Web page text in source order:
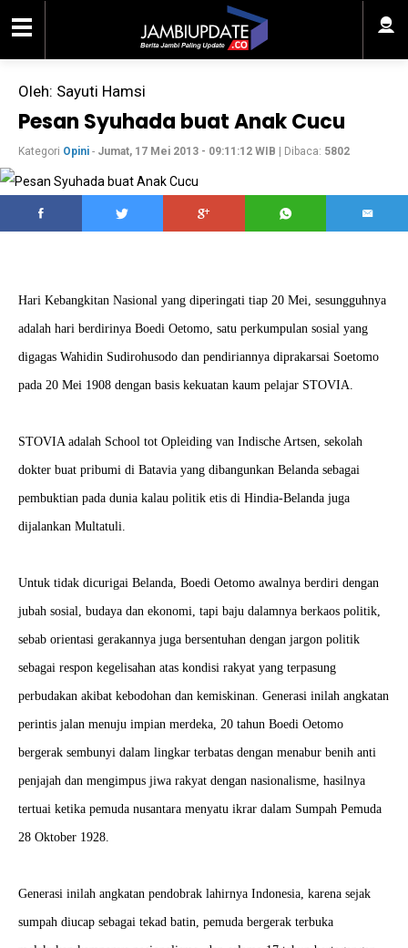
Oleh: Sayuti Hamsi
Pesan Syuhada buat Anak Cucu
Kategori Opini - Jumat, 17 Mei 2013 - 09:11:12 WIB | Dibaca: 5802
Hari Kebangkitan Nasional yang diperingati tiap 20 Mei, sesungguhnya
adalah hari berdirinya Boedi Oetomo, satu perkumpulan sosial yang
digagas Wahidin Sudirohusodo dan pendiriannya diprakarsai Soetomo
pada 20 Mei 1908 dengan basis kekuatan kaum pelajar STOVIA.
STOVIA adalah School tot Opleiding van Indische Artsen, sekolah
dokter buat pribumi di Batavia yang dibangunkan Belanda sebagai
pembuktian pada dunia kalau politik etis di Hindia-Belanda juga
dijalankan Multatuli.
Untuk tidak dicurigai Belanda, Boedi Oetomo awalnya berdiri dengan
jubah sosial, budaya dan ekonomi, tapi baju dalamnya berkaos politik,
sebab orientasi gerakannya juga bersentuhan dengan jargon politik
sebagai respon kegelisahan atas kondisi rakyat yang terpasung
perbudakan akibat kebodohan dan kemiskinan. Generasi inilah angkatan
perintis jalan menuju impian merdeka, 20 tahun Boedi Oetomo
bergerak sembunyi dalam lingkar terbatas dengan menabur benih anti
penjajah dan mengimpus jiwa rakyat dengan nasionalisme, hasilnya
tertuai ketika pemuda nusantara menyatu ikrar dalam Sumpah Pemuda
28 Oktober 1928.
Generasi inilah angkatan pendobrak lahirnya Indonesia, karena sejak
sumpah diucap sebagai tekad batin, pemuda bergerak terbuka